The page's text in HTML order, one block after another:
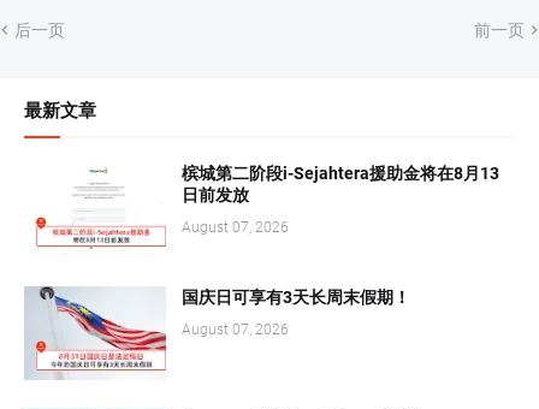
后一页 前一页
最新文章
槟城第二阶段i-Sejahtera援助金将在8月13
日前发放
August 07, 2026
国庆日可享有3天长周末假期！
August 07, 2026